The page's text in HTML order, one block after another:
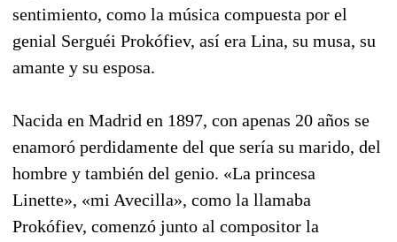
sentimiento, como la música compuesta por el
genial Serguéi Prokófiev, así era Lina, su musa, su
amante y su esposa.
Nacida en Madrid en 1897, con apenas 20 años se
enamoró perdidamente del que sería su marido, del
hombre y también del genio. «La princesa
Linette», «mi Avecilla», como la llamaba
Prokófiev, comenzó junto al compositor la